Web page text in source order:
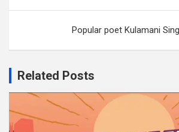
Popular poet Kulamani
Related Posts